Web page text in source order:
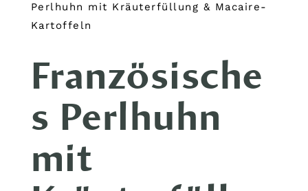
Perlhuhn mit Kräuterfüllung & Macaire-
Kartoffeln
Französische
s Perlhuhn
mit